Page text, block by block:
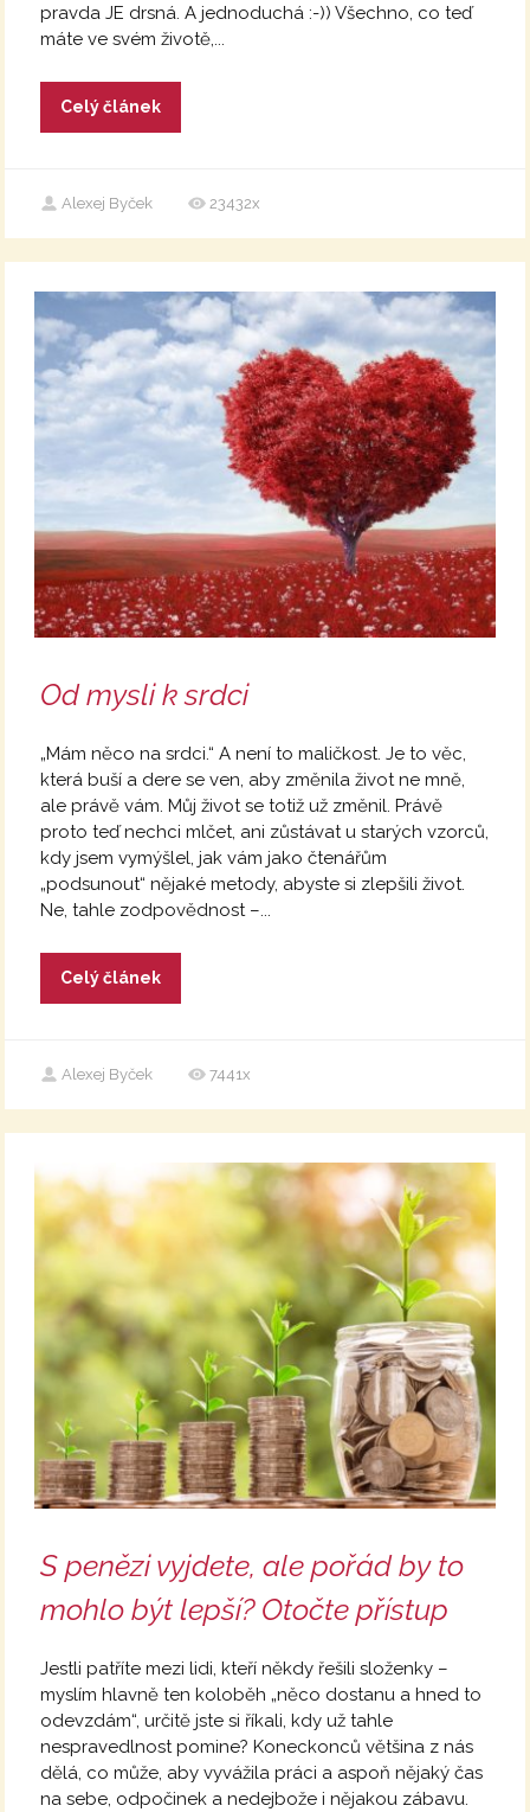
pravda JE drsná. A jednoduchá :-)) Všechno, co teď
máte ve svém životě,...
Celý článek
Alexej Byček 23432x
Od mysli k srdci
„Mám něco na srdci.“ A není to maličkost. Je to věc,
která buší a dere se ven, aby změnila život ne mně,
ale právě vám. Můj život se totiž už změnil. Právě
proto teď nechci mlčet, ani zůstávat u starých vzorců,
kdy jsem vymýšlel, jak vám jako čtenářům
„podsunout“ nějaké metody, abyste si zlepšili život.
Ne, tahle zodpovědnost –...
Celý článek
Alexej Byček 7441x
S penězi vyjdete, ale pořád by to
mohlo být lepší? Otočte přístup
Jestli patříte mezi lidi, kteří někdy řešili složenky –
myslím hlavně ten koloběh „něco dostanu a hned to
odevzdám“, určitě jste si říkali, kdy už tahle
nespravedlnost pomine? Koneckonců většina z nás
dělá, co může, aby vyvážila práci a aspoň nějaký čas
na sebe, odpočinek a nedejbože i nějakou zábavu.